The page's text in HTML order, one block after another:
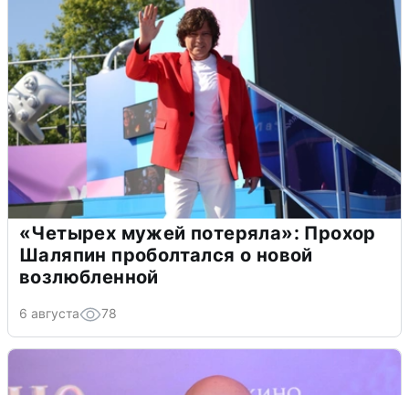
«Четырех мужей потеряла»: Прохор
Шаляпин проболтался о новой
возлюбленной
6 августа 78